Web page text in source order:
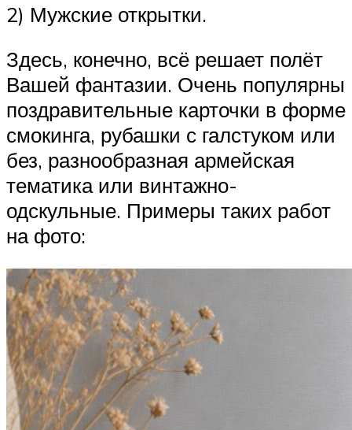
2) Мужские открытки.
Здесь, конечно, всё решает полёт
Вашей фантазии. Очень популярны
поздравительные карточки в форме
смокинга, рубашки с галстуком или
без, разнообразная армейская
тематика или винтажно-
одскульные. Примеры таких работ
на фото: